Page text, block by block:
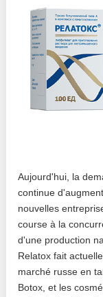
Aujourd'hui, la
continue
nouvelles
course à la
d'une production
Relatox fait
marché russe en
Botox, et les